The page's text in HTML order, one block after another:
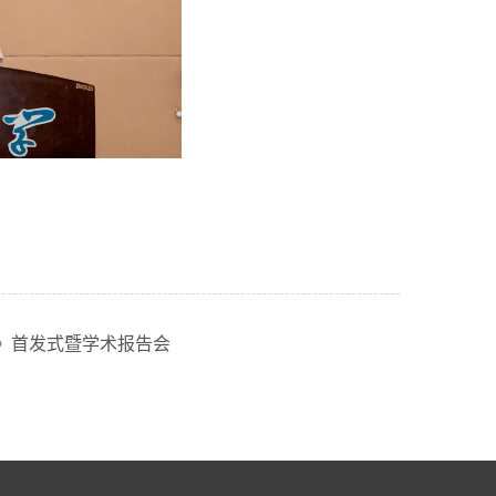
首发式暨学术报告会